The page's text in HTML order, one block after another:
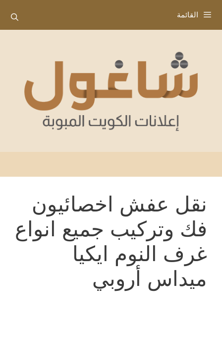
إلى
المحتوى
القائمة
نقل عفش اخصائيون
فك وتركيب جميع انواع
غرف النوم ايكيا
ميداس أروبي